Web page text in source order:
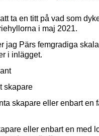
ta en titt på vad som
i maj 2021.
jag Pärs femgradiga
i inlägget.
skapare
skapare eller enbart en
eller enbart en med